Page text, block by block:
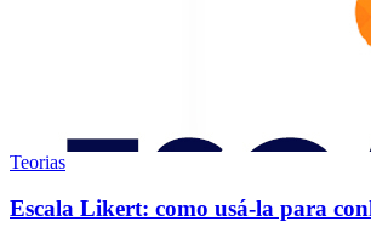
Teorias
Escala Likert: como usá-la para